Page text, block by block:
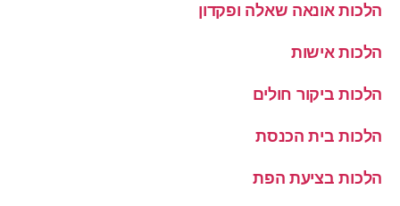
הלכות אונאה שאלה ופקדון
הלכות אישות
הלכות ביקור חולים
הלכות בית הכנסת
הלכות בציעת הפת